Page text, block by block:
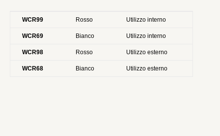
WCR99 Rosso Utilizzo interno
WCR69 Bianco Utilizzo interno
WCR98 Rosso Utilizzo esterno
WCR68 Bianco Utilizzo esterno